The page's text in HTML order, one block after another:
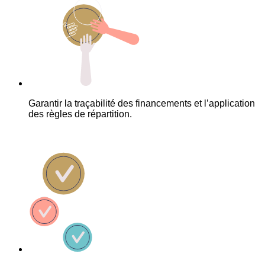
Garantir la traçabilité des financements et l’application
des règles de répartition.